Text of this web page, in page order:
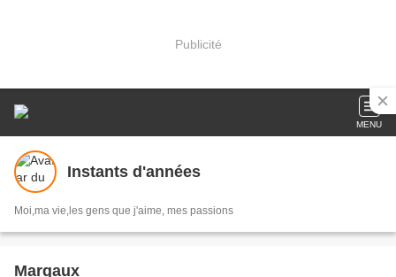
Publicité
MENU
Instants d'années
Moi,ma vie,les gens que j'aime, mes passions
Margaux